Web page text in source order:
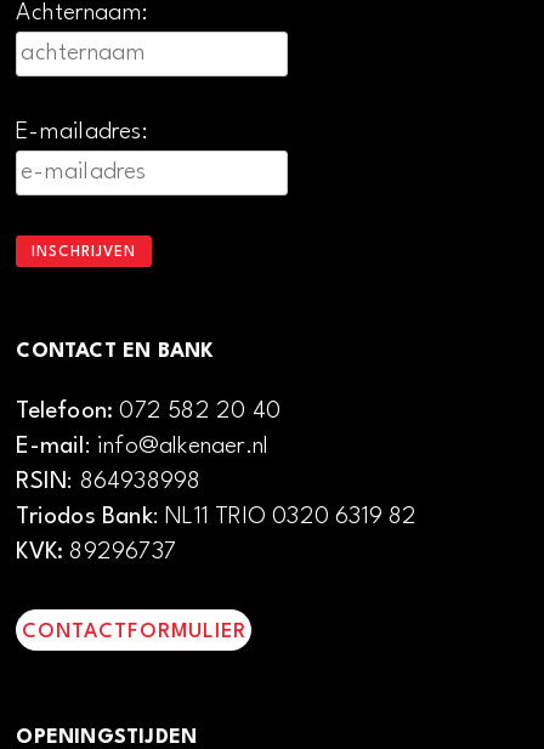
Achternaam:
E-mailadres:
CONTACT EN BANK
Telefoon:072 582 20 40
E-mail: info@alkenaer.nl
RSIN: 864938998
Triodos Bank: NL11 TRIO 0320 6319 82
KVK: 89296737
CONTACTFORMULIER
OPENINGSTIJDEN